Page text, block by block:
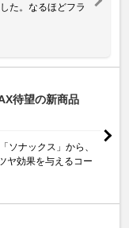
た。なるほどフラ
待望の新商品
ソナックス」から、
ヤ効果を与えるコー